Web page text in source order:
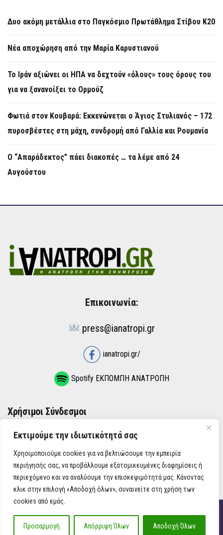
Εκτιμούμε την ιδιωτικότητά σας
Χρησιμοποιούμε cookies για να βελτιώσουμε την εμπειρία
περιήγησής σας, να προβάλλουμε εξατομικευμένες διαφημίσεις ή
περιεχόμενο και να αναλύουμε την επισκεψιμότητά μας. Κάνοντας
κλικ στην επιλογή «Αποδοχή όλων», συναινείτε στη χρήση των
cookies από εμάς.
Προσαρμογή Απόρριψη Όλων Αποδοχή Όλων
Δυο ακόμη μετάλλια στο Παγκόσμιο Πρωτάθλημα Στίβου Κ20
Νέα αποχώρηση από την Μαρία Καρυστιανού
Το Ιράν αξιώνει οι ΗΠΑ να δεχτούν «όλους» τους όρους του
για να ξανανοίξει το Ορμούζ
Φωτιά στον Κουβαρά: Εκκενώνεται ο Άγιος Στυλιανός – 172
πυροσβέστες στη μάχη, συνδρομή από Γαλλία και Ρουμανία
Ο “Απαράδεκτος” πάει διακοπές … τα λέμε από 24
Αυγούστου
Επικοινωνία:
press@ianatropi.gr
ianatropi.gr/
Spotify ΕΚΠΟΜΠΗ ΑΝΑΤΡΟΠΗ
Χρήσιμοι Σύνδεσμοι
ΌΡΟΙ ΧΡΉΣΗΣ
ΠΟΛΙΤΙΚΉ ΑΠΟΡΡΉΤΟΥ
iAnatropi ©
Η Ανατροπή στην Ενημέρωση, την Πολιτική, την Καθημερινότητα